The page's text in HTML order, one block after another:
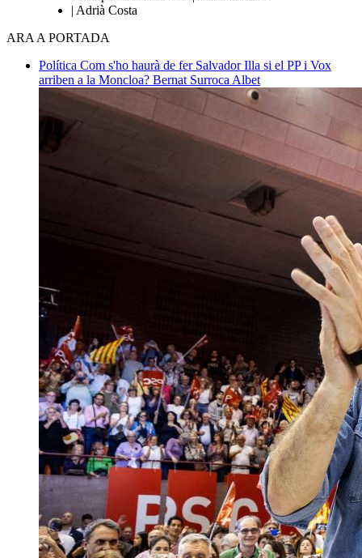
| Adrià Costa
ARA A PORTADA
Política Com s'ho haurà de fer Salvador Illa si el PP i Vox
arriben a la Moncloa? Bernat Surroca Albet